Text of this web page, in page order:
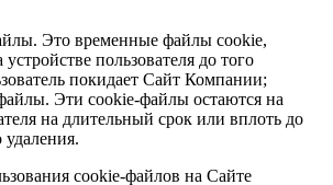
Это временные файлы cookie,
пользователя до того
покидает Сайт Компании;
Эти cookie-файлы остаются на
на длительный срок или вплоть до
cookie-файлов на Сайте